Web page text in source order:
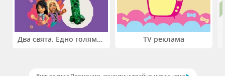
Два свята. Едно голямо приключение. Купи 2 продукта LEGO® Friends и/или LEGO® Minecraft и вземи -27% TV реклама